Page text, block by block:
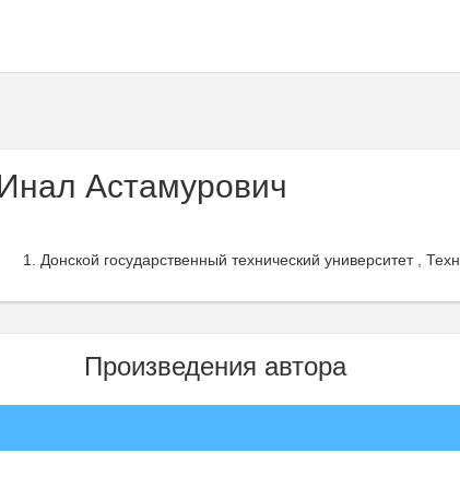
Астамурович
Донской государственный технический университет ,
Произведения автора